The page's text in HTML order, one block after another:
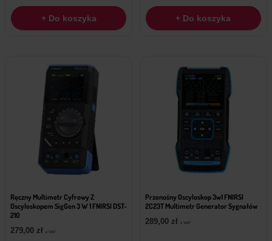
+ Do koszyka + Do koszyka
Ręczny Multimetr Cyfrowy Z
Oscyloskopem SigGen 3 W 1 FNIRSI DST-
210
279,00 zł z VAT
Przenośny Oscyloskop 3w1 FNIRSI
2C23T Multimetr Generator Sygnałów
289,00 zł z VAT